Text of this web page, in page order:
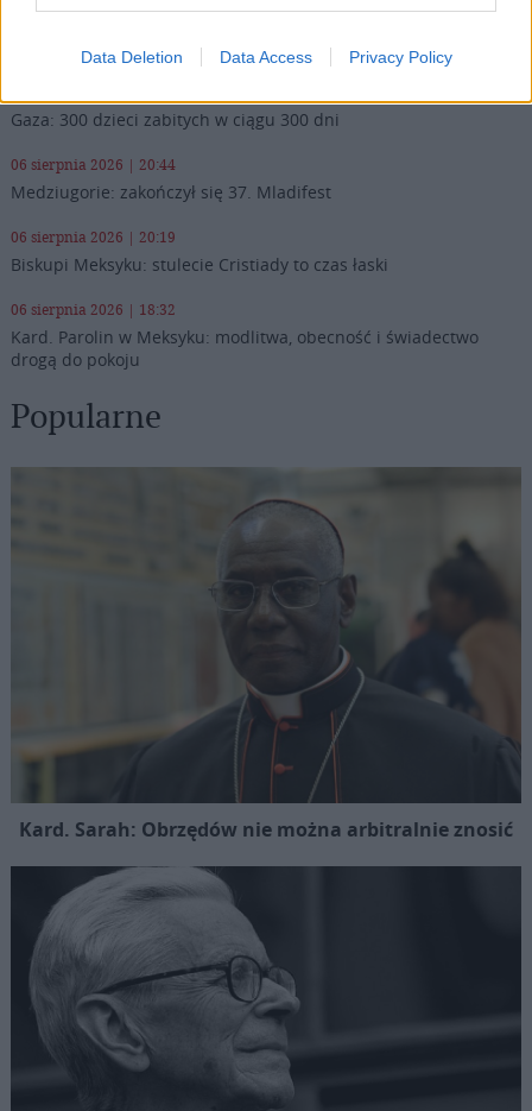
Data Deletion Data Access Privacy Policy
Gaza: 300 dzieci zabitych w ciągu 300 dni
06 sierpnia 2026 | 20:44
Medziugorie: zakończył się 37. Mladifest
06 sierpnia 2026 | 20:19
Biskupi Meksyku: stulecie Cristiady to czas łaski
06 sierpnia 2026 | 18:32
Kard. Parolin w Meksyku: modlitwa, obecność i świadectwo
drogą do pokoju
Popularne
Kard. Sarah: Obrzędów nie można arbitralnie znosić